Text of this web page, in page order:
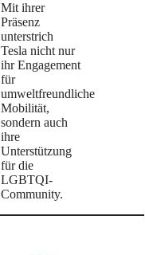
Mit ihrer
Präsenz
unterstrich
Tesla nicht nur
ihr Engagement
für
umweltfreundliche
Mobilität,
sondern auch
ihre
Unterstützung
für die
LGBTQI-
Community.